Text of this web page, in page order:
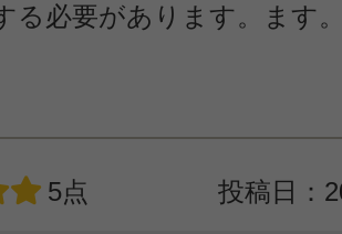
る必要があります。ます
5点 投稿日：